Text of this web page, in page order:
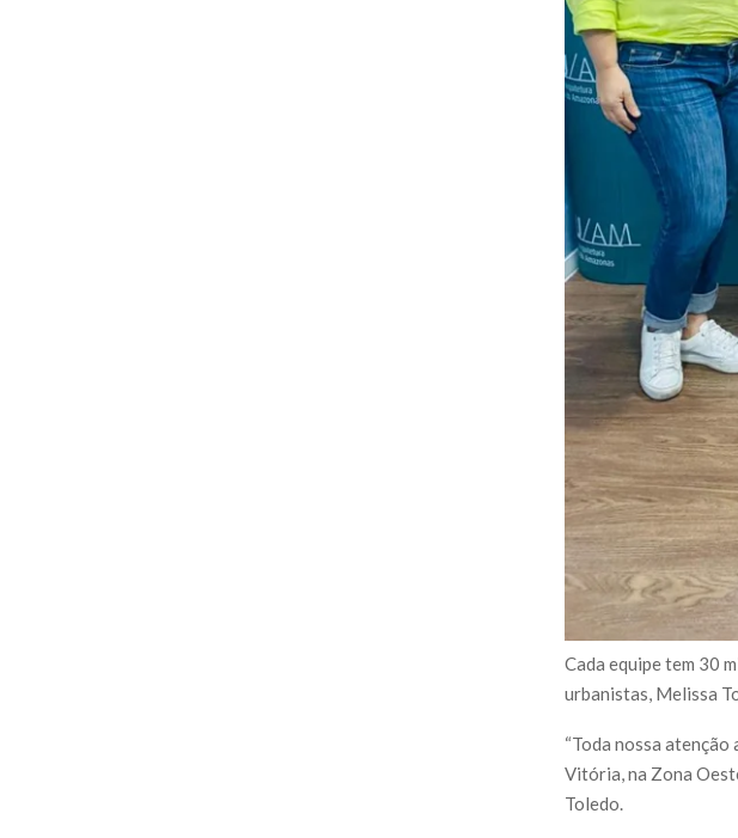
Cada equipe tem 30
urbanistas, Melissa
“Toda nossa
Vitória, na Zona
Toledo.